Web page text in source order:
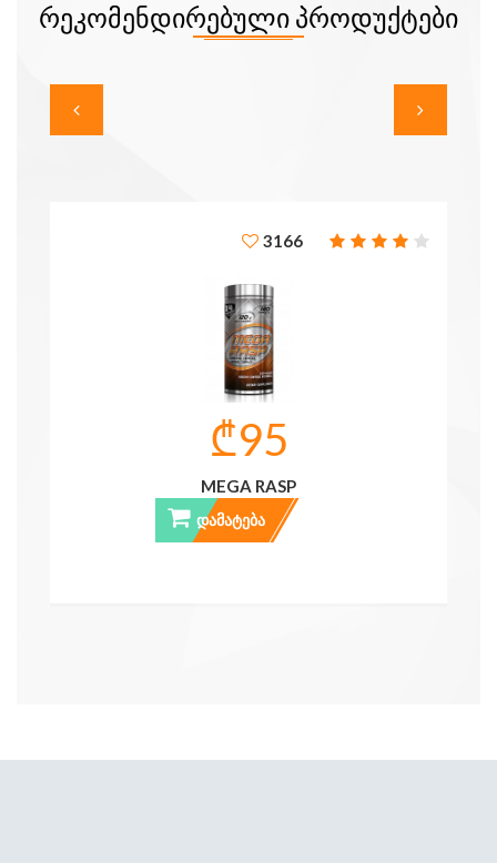
ᲠᲔᲙᲝᲛᲔᲜᲓᲘᲠᲔᲑᲣᲚᲘ ᲞᲠᲝᲓᲣᲥᲢᲔᲑᲘ
3166
₾95
MEGA RASP
ᲓᲐᲛᲐᲢᲔᲑᲐ